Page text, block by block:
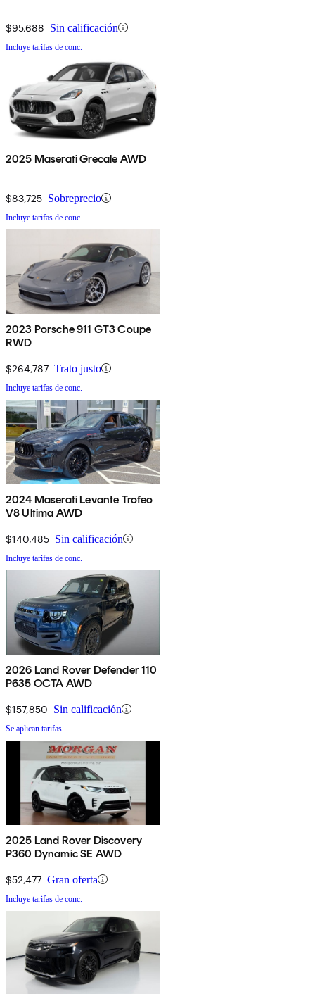
$95,688 Sin calificación
Incluye tarifas de conc.
2025 Maserati Grecale AWD
$83,725 Sobreprecio
Incluye tarifas de conc.
2023 Porsche 911 GT3 Coupe
RWD
$264,787 Trato justo
Incluye tarifas de conc.
2024 Maserati Levante Trofeo
V8 Ultima AWD
$140,485 Sin calificación
Incluye tarifas de conc.
2026 Land Rover Defender 110
P635 OCTA AWD
$157,850 Sin calificación
Se aplican tarifas
2025 Land Rover Discovery
P360 Dynamic SE AWD
$52,477 Gran oferta
Incluye tarifas de conc.